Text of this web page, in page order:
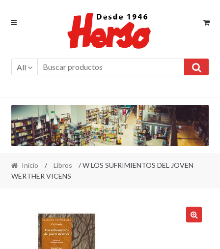
Ir
Ir
All
Inicio / Libros
/ W LOS SUFRIMIENTOS DEL JOVEN
WERTHER VICENS